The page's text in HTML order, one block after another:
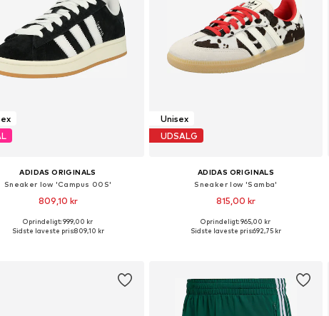
ADIDAS ORIGINALS
Sneaker low 'Campus 00S'
809,10 kr
+6
Fås i mange størrelser
Oprindeligt: 999,00 kr
Sidste laveste pris:809,10 kr
Unisex
UDSALG
ADIDAS ORIGINALS
Sneaker low 'Samba'
815,00 kr
Fås i mange størrelser
Oprindeligt: 965,00 kr
Sidste laveste pris:692,75 kr